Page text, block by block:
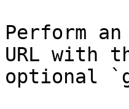
Perform
URL with
optional